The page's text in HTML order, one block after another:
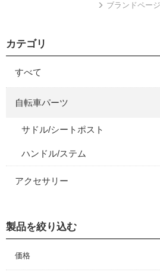
ブランドペー
カテゴリ
すべて
自転車パーツ
サドル/シートポスト
シートポスト
ハンドル/ステム
ドロップバー
アクセサリー
スタンド
製品を絞り込む
価格